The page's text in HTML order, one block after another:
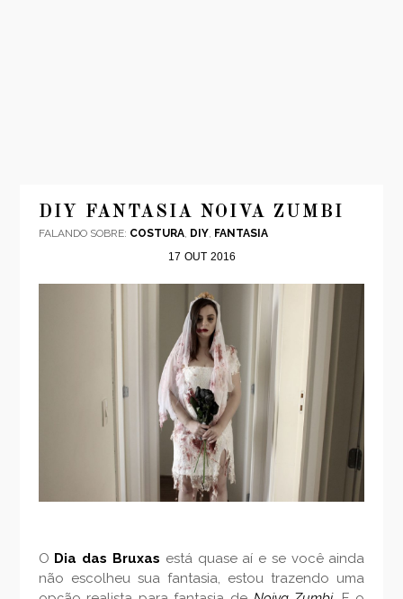
MODA
VIAGENS
DIY FANTASIA NOIVA ZUMBI
FALANDO SOBRE: COSTURA, DIY, FANTASIA
17 OUT 2016
O Dia das Bruxas está quase aí e se você ainda
não escolheu sua fantasia, estou trazendo uma